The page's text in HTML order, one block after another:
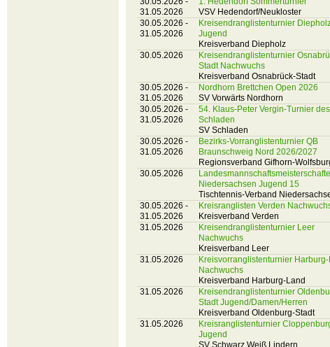
31.05.2026
VSV Hedendorf/Neukloster
30.05.2026 -
31.05.2026
Kreisendranglistenturnier
Jugend
Kreisverband Diepholz
30.05.2026
Kreisendranglistenturnier
Stadt Nachwuchs
Kreisverband Osnabrück-Stadt
30.05.2026 -
31.05.2026
Nordhorn Brettchen Open 2026
SV Vorwärts Nordhorn
30.05.2026 -
31.05.2026
54. Klaus-Peter Vergin-Turnier
Schladen
SV Schladen
30.05.2026 -
31.05.2026
Bezirks-Vorranglistenturnier QB
Braunschweig Nord 2026/2027
Regionsverband Gifhorn-
30.05.2026
Niedersachsen Jugend 15
Tischtennis-Verband
30.05.2026 -
31.05.2026
Kreisranglisten Verden
Kreisverband Verden
31.05.2026
Kreisendranglistenturnier Leer
Nachwuchs
Kreisverband Leer
31.05.2026
Kreisvorranglistenturnier Harburg-
Nachwuchs
Kreisverband Harburg-Land
31.05.2026
Kreisendranglistenturnier
Stadt Jugend/Damen/Herren
Kreisverband Oldenburg-Stadt
31.05.2026
Kreisranglistenturnier
Jugend
SV Schwarz Weiß Lindern